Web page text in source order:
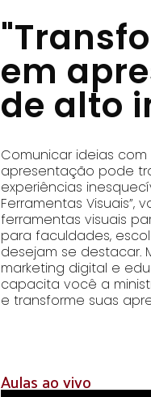
em
de alto
Comunicar ideias
apresentação pode
experiências
Ferramentas
ferramentas visuais
para faculdades,
desejam se destacar.
marketing digital e
capacita você a
e transforme suas
Aulas ao vivo